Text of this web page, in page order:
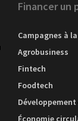
Financer un
Campagnes à
Agrobusiness
Fintech
Foodtech